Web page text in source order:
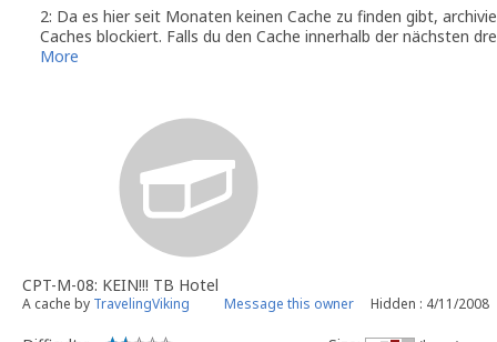
2: Da es hier seit Monaten keinen Cache zu finden gibt,
Caches blockiert. Falls du den Cache innerhalb der nächsten
Sofern der Cache den aktuellen Guidelines entspricht, hole ich
More
CPT-M-08: KEIN!!! TB Hotel
A cache by TravelingViking Message this owner Hidden : 4/11/2008